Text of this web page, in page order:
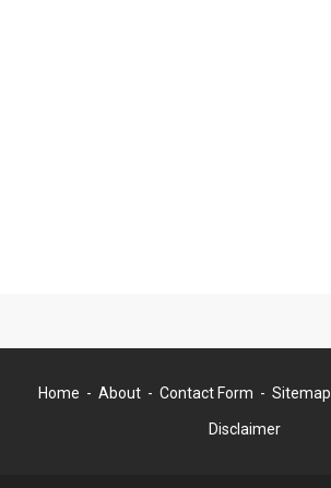
Home About Contact Form Sitemap
Disclaimer